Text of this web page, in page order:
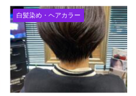
でお悩みの方も多いで
す。 育毛剤なんてものも
巷には沢山ありますが、
個人的に「そんなの使っ
てもどうせ気休めでし
ょ？」 なんて思っており
ました。 実際使っても効
白髪染め・ヘアカラー